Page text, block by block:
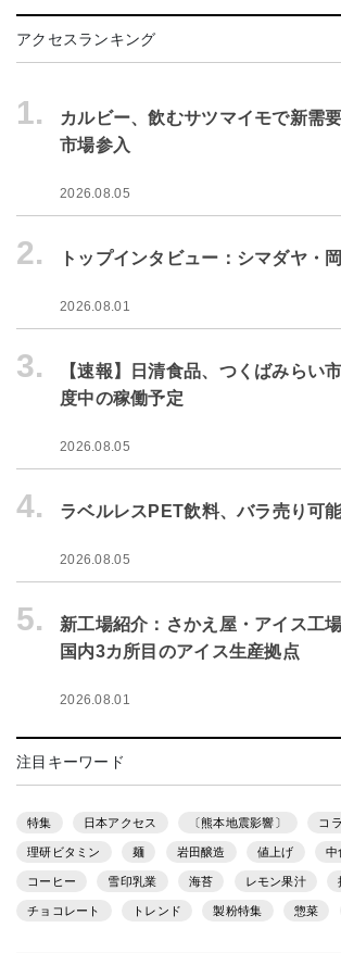
アクセスランキング
1.
カルビー、飲むサツマイモで新需
市場参入
2026.08.05
2. トップインタビュー：シマダヤ・
2026.08.01
3.
【速報】日清食品、つくばみら
度中の稼働予定
2026.08.05
4. ラベルレスPET飲料、バラ売り可
2026.08.05
5.
新工場紹介：さかえ屋・アイス工
国内3カ所目のアイス生産拠点
2026.08.01
注目キーワード
特集 日本アクセス 〔熊本地震影響〕 コ
理研ビタミン 麺 岩田醸造 値上げ 中
コーヒー 雪印乳業 海苔 レモン果汁
チョコレート トレンド 製粉特集 惣菜